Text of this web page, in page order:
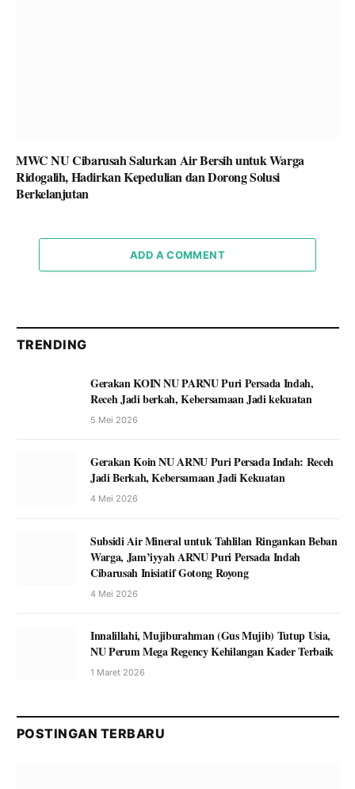
MWC NU Cibarusah Salurkan Air Bersih untuk Warga
Ridogalih, Hadirkan Kepedulian dan Dorong Solusi
Berkelanjutan
ADD A COMMENT
TRENDING
Gerakan KOIN NU PARNU Puri Persada Indah,
Receh Jadi berkah, Kebersamaan Jadi kekuatan
5 Mei 2026
Gerakan Koin NU ARNU Puri Persada Indah: Receh
Jadi Berkah, Kebersamaan Jadi Kekuatan
4 Mei 2026
Subsidi Air Mineral untuk Tahlilan Ringankan Beban
Warga, Jam’iyyah ARNU Puri Persada Indah
Cibarusah Inisiatif Gotong Royong
4 Mei 2026
Innalillahi, Mujiburahman (Gus Mujib) Tutup Usia,
NU Perum Mega Regency Kehilangan Kader Terbaik
1 Maret 2026
POSTINGAN TERBARU